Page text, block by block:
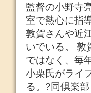
監督の小野寺
室で熱心に指
敦賀さんや近
いでいる。 敦
ではなく、毎
小栗氏がライ
る。?同倶楽